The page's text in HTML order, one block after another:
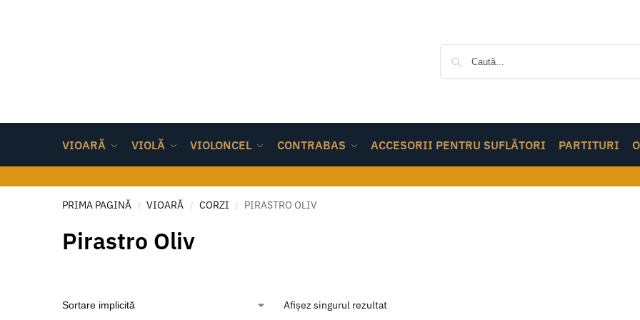
VIOARĂ VIOLĂ VIOLONCEL CONTRABAS ACCESORII PENTRU SUFLĂTORI PARTITURI
PRIMA PAGINĂ / VIOARĂ / CORZI / PIRASTRO OLIV
Pirastro Oliv
Afișez singurul rezultat